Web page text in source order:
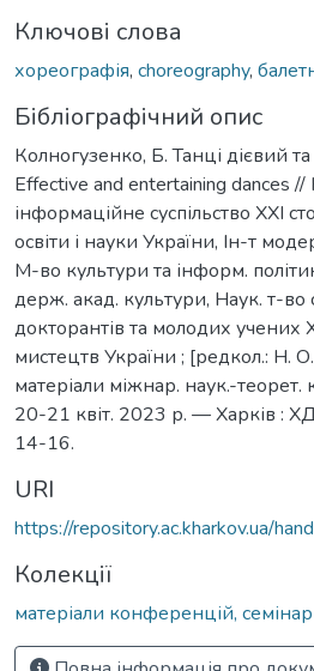
Ключові слова
хореографія, choreography,
Бібліографічний опис
Колногузенко, Б. Танці дієвий
Effective and entertaining dances //
інформаційне суспільство ХХІ
освіти і науки України, Ін-т
М-во культури та інформ.
держ. акад. культури, Наук. т-во
докторантів та молодих
мистецтв України ; [редкол.: Н. О.
матеріали міжнар. наук.-
20-21 квіт. 2023 р. — Харків :
14-16.
URI
https://repository.ac.kharkov.ua/
Колекції
матеріали конференцій,